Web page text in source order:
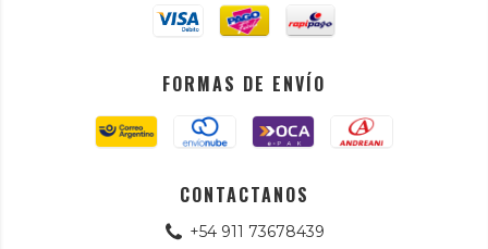
FORMAS DE ENVÍO
CONTACTANOS
+54 911 73678439